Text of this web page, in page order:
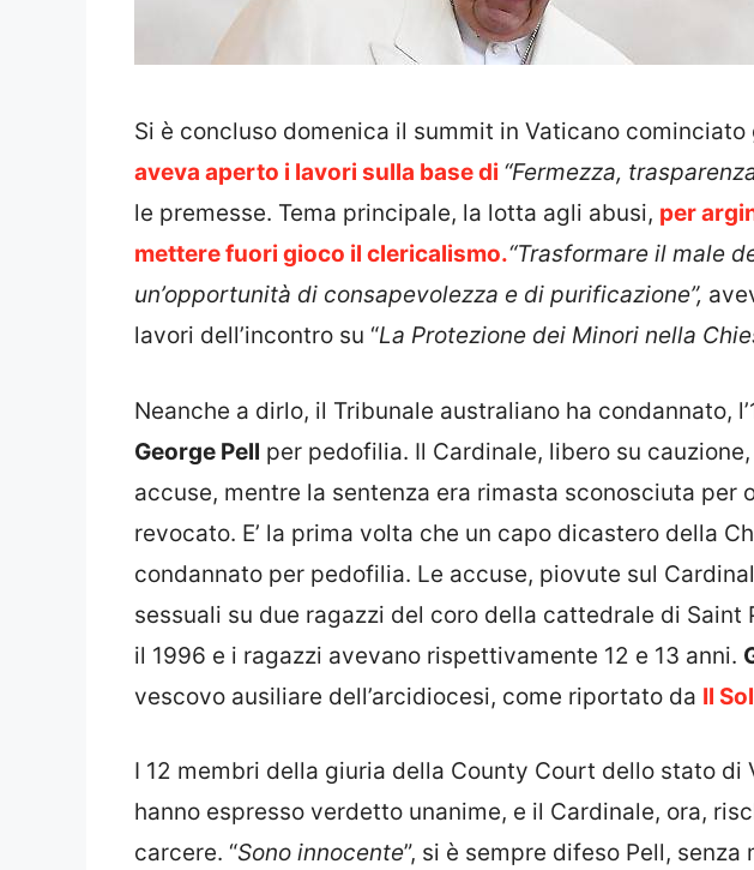
Si è concluso domenica il summit in Vaticano cominciato
aveva aperto i lavori sulla base di “Fermezza,
le premesse. Tema principale, la lotta agli abusi, per
mettere fuori gioco il clericalismo.“Trasformare il male
un’opportunità di consapevolezza e di purificazione”,
lavori dell’incontro su “La Protezione dei Minori nella
Neanche a dirlo, il Tribunale australiano ha condannato,
George Pell per pedofilia. Il Cardinale, libero su
accuse, mentre la sentenza era rimasta sconosciuta per
revocato. E’ la prima volta che un capo dicastero della
condannato per pedofilia. Le accuse, piovute sul
sessuali su due ragazzi del coro della cattedrale di Saint
il 1996 e i ragazzi avevano rispettivamente 12 e 13 anni.
vescovo ausiliare dell’arcidiocesi, come riportato da Il
I 12 membri della giuria della County Court dello stato di
hanno espresso verdetto unanime, e il Cardinale, ora,
carcere. “Sono innocente”, si è sempre difeso Pell,